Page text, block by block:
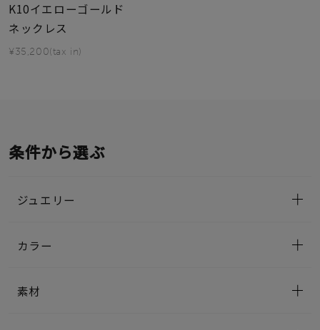
K10イエローゴールド
ネックレス
¥35,200(tax in)
条件から選ぶ
ジュエリー
カラー
素材